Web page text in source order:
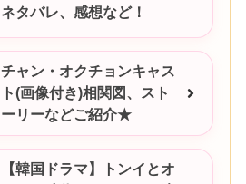
ネタバレ、感想など！
チャン・オクチョンキャス
ト(画像付き)相関図、スト
ーリーなどご紹介★
【韓国ドラマ】トンイとオ